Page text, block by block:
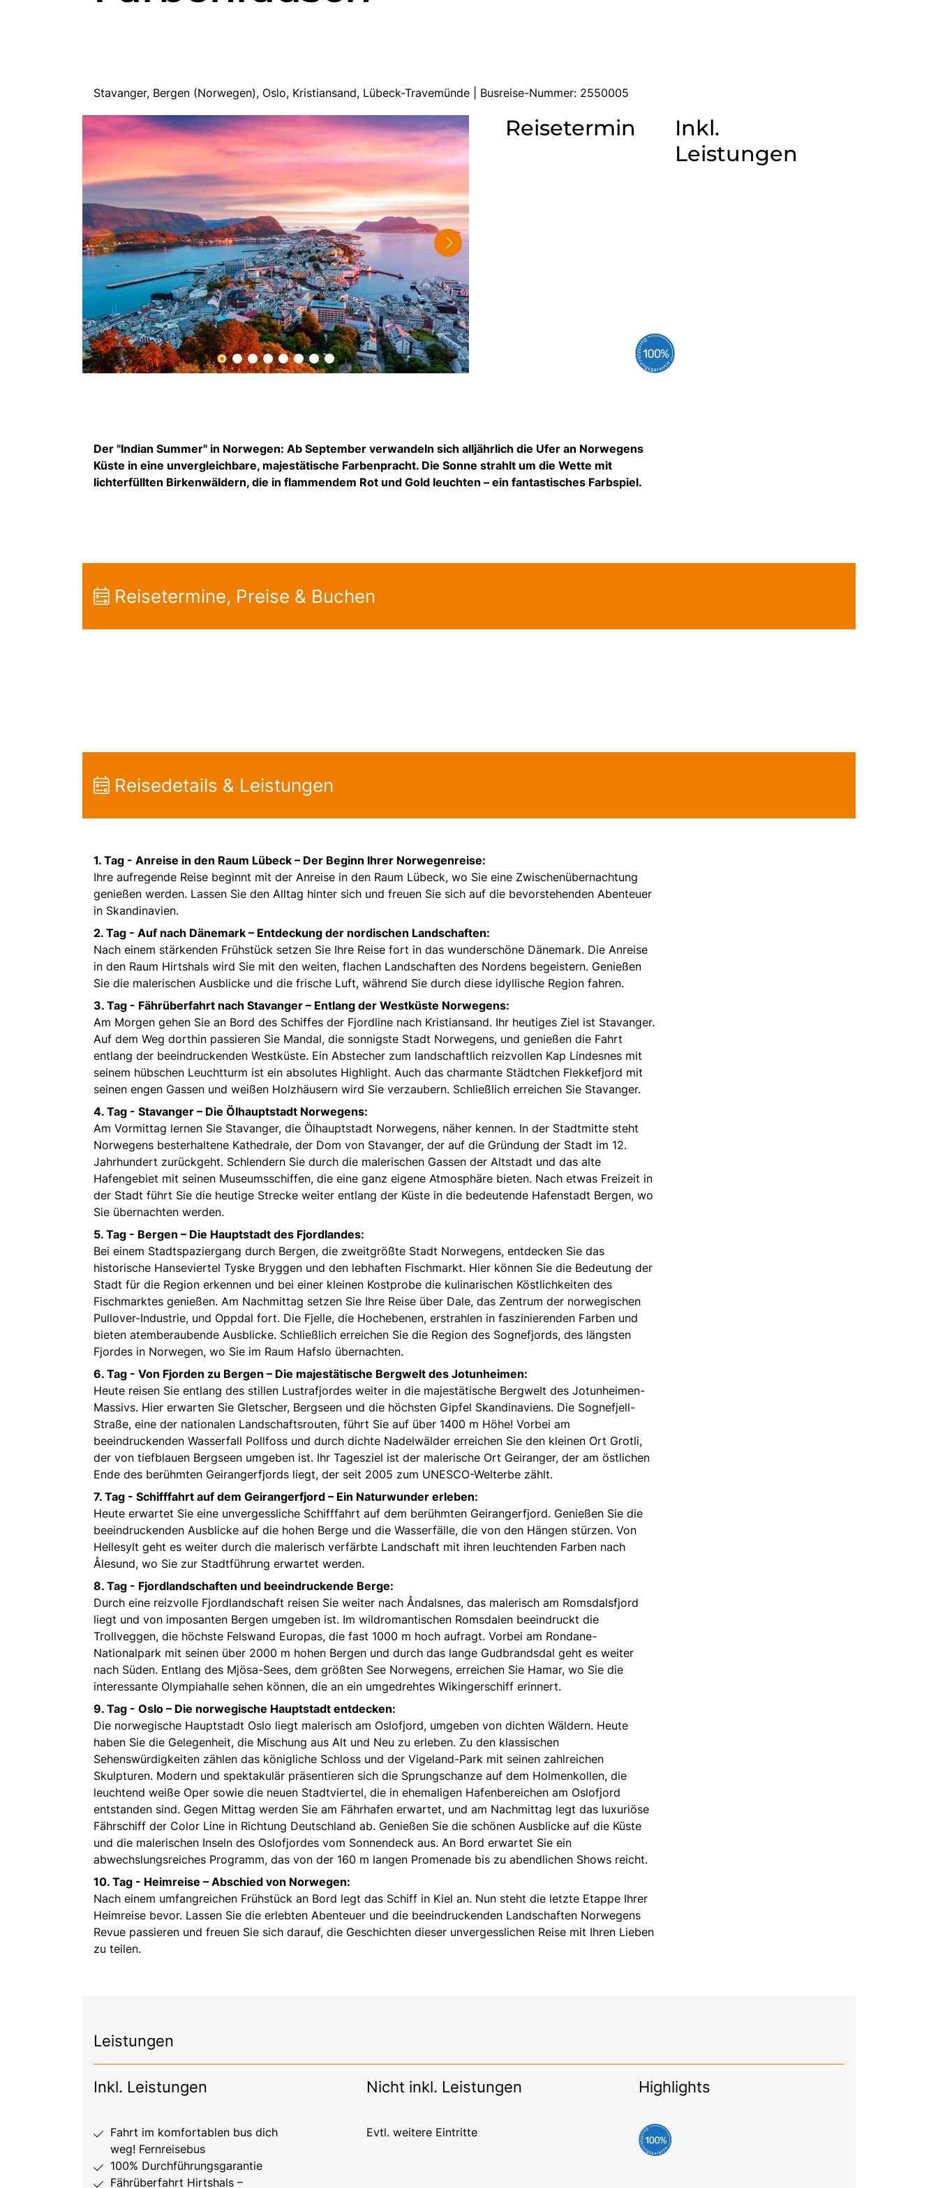
Stavanger, Bergen (Norwegen), Oslo, Kristiansand, Lübeck-Travemünde | Busreise-Nummer: 2550005
Reisetermin
Inkl.
Leistungen
Der "Indian Summer" in Norwegen: Ab September verwandeln sich alljährlich die Ufer an Norwegens
Küste in eine unvergleichbare, majestätische Farbenpracht. Die Sonne strahlt um die Wette mit
lichterfüllten Birkenwäldern, die in flammendem Rot und Gold leuchten – ein fantastisches Farbspiel.
Reisetermine, Preise & Buchen
Reisedetails & Leistungen
1. Tag - Anreise in den Raum Lübeck – Der Beginn Ihrer Norwegenreise:
Ihre aufregende Reise beginnt mit der Anreise in den Raum Lübeck, wo Sie eine Zwischenübernachtung
genießen werden. Lassen Sie den Alltag hinter sich und freuen Sie sich auf die bevorstehenden Abenteuer
in Skandinavien.
2. Tag - Auf nach Dänemark – Entdeckung der nordischen Landschaften:
Nach einem stärkenden Frühstück setzen Sie Ihre Reise fort in das wunderschöne Dänemark. Die Anreise
in den Raum Hirtshals wird Sie mit den weiten, flachen Landschaften des Nordens begeistern. Genießen
Sie die malerischen Ausblicke und die frische Luft, während Sie durch diese idyllische Region fahren.
3. Tag - Fährüberfahrt nach Stavanger – Entlang der Westküste Norwegens:
Am Morgen gehen Sie an Bord des Schiffes der Fjordline nach Kristiansand. Ihr heutiges Ziel ist Stavanger.
Auf dem Weg dorthin passieren Sie Mandal, die sonnigste Stadt Norwegens, und genießen die Fahrt
entlang der beeindruckenden Westküste. Ein Abstecher zum landschaftlich reizvollen Kap Lindesnes mit
seinem hübschen Leuchtturm ist ein absolutes Highlight. Auch das charmante Städtchen Flekkefjord mit
seinen engen Gassen und weißen Holzhäusern wird Sie verzaubern. Schließlich erreichen Sie Stavanger.
4. Tag - Stavanger – Die Ölhauptstadt Norwegens:
Am Vormittag lernen Sie Stavanger, die Ölhauptstadt Norwegens, näher kennen. In der Stadtmitte steht
Norwegens besterhaltene Kathedrale, der Dom von Stavanger, der auf die Gründung der Stadt im 12.
Jahrhundert zurückgeht. Schlendern Sie durch die malerischen Gassen der Altstadt und das alte
Hafengebiet mit seinen Museumsschiffen, die eine ganz eigene Atmosphäre bieten. Nach etwas Freizeit in
der Stadt führt Sie die heutige Strecke weiter entlang der Küste in die bedeutende Hafenstadt Bergen, wo
Sie übernachten werden.
5. Tag - Bergen – Die Hauptstadt des Fjordlandes:
Bei einem Stadtspaziergang durch Bergen, die zweitgrößte Stadt Norwegens, entdecken Sie das
historische Hanseviertel Tyske Bryggen und den lebhaften Fischmarkt. Hier können Sie die Bedeutung der
Stadt für die Region erkennen und bei einer kleinen Kostprobe die kulinarischen Köstlichkeiten des
Fischmarktes genießen. Am Nachmittag setzen Sie Ihre Reise über Dale, das Zentrum der norwegischen
Pullover-Industrie, und Oppdal fort. Die Fjelle, die Hochebenen, erstrahlen in faszinierenden Farben und
bieten atemberaubende Ausblicke. Schließlich erreichen Sie die Region des Sognefjords, des längsten
Fjordes in Norwegen, wo Sie im Raum Hafslo übernachten.
6. Tag - Von Fjorden zu Bergen – Die majestätische Bergwelt des Jotunheimen:
Heute reisen Sie entlang des stillen Lustrafjordes weiter in die majestätische Bergwelt des Jotunheimen-
Massivs. Hier erwarten Sie Gletscher, Bergseen und die höchsten Gipfel Skandinaviens. Die Sognefjell-
Straße, eine der nationalen Landschaftsrouten, führt Sie auf über 1400 m Höhe! Vorbei am
beeindruckenden Wasserfall Pollfoss und durch dichte Nadelwälder erreichen Sie den kleinen Ort Grotli,
der von tiefblauen Bergseen umgeben ist. Ihr Tagesziel ist der malerische Ort Geiranger, der am östlichen
Ende des berühmten Geirangerfjords liegt, der seit 2005 zum UNESCO-Welterbe zählt.
7. Tag - Schifffahrt auf dem Geirangerfjord – Ein Naturwunder erleben:
Heute erwartet Sie eine unvergessliche Schifffahrt auf dem berühmten Geirangerfjord. Genießen Sie die
beeindruckenden Ausblicke auf die hohen Berge und die Wasserfälle, die von den Hängen stürzen. Von
Hellesylt geht es weiter durch die malerisch verfärbte Landschaft mit ihren leuchtenden Farben nach
Ålesund, wo Sie zur Stadtführung erwartet werden.
8. Tag - Fjordlandschaften und beeindruckende Berge:
Durch eine reizvolle Fjordlandschaft reisen Sie weiter nach Åndalsnes, das malerisch am Romsdalsfjord
liegt und von imposanten Bergen umgeben ist. Im wildromantischen Romsdalen beeindruckt die
Trollveggen, die höchste Felswand Europas, die fast 1000 m hoch aufragt. Vorbei am Rondane-
Nationalpark mit seinen über 2000 m hohen Bergen und durch das lange Gudbrandsdal geht es weiter
nach Süden. Entlang des Mjösa-Sees, dem größten See Norwegens, erreichen Sie Hamar, wo Sie die
interessante Olympiahalle sehen können, die an ein umgedrehtes Wikingerschiff erinnert.
9. Tag - Oslo – Die norwegische Hauptstadt entdecken:
Die norwegische Hauptstadt Oslo liegt malerisch am Oslofjord, umgeben von dichten Wäldern. Heute
haben Sie die Gelegenheit, die Mischung aus Alt und Neu zu erleben. Zu den klassischen
Sehenswürdigkeiten zählen das königliche Schloss und der Vigeland-Park mit seinen zahlreichen
Skulpturen. Modern und spektakulär präsentieren sich die Sprungschanze auf dem Holmenkollen, die
leuchtend weiße Oper sowie die neuen Stadtviertel, die in ehemaligen Hafenbereichen am Oslofjord
entstanden sind. Gegen Mittag werden Sie am Fährhafen erwartet, und am Nachmittag legt das luxuriöse
Fährschiff der Color Line in Richtung Deutschland ab. Genießen Sie die schönen Ausblicke auf die Küste
und die malerischen Inseln des Oslofjordes vom Sonnendeck aus. An Bord erwartet Sie ein
abwechslungsreiches Programm, das von der 160 m langen Promenade bis zu abendlichen Shows reicht.
10. Tag - Heimreise – Abschied von Norwegen:
Nach einem umfangreichen Frühstück an Bord legt das Schiff in Kiel an. Nun steht die letzte Etappe Ihrer
Heimreise bevor. Lassen Sie die erlebten Abenteuer und die beeindruckenden Landschaften Norwegens
Revue passieren und freuen Sie sich darauf, die Geschichten dieser unvergesslichen Reise mit Ihren Lieben
zu teilen.
Leistungen
Inkl. Leistungen
Fahrt im komfortablen bus dich
weg! Fernreisebus
100% Durchführungsgarantie
Fährüberfahrt Hirtshals –
Nicht inkl. Leistungen
Evtl. weitere Eintritte
Highlights